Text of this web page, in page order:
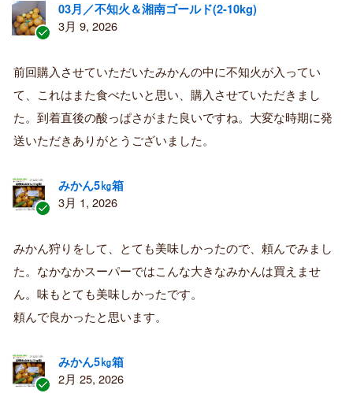
証
済
み
購
者
03月／不知火＆湘南ゴールド(2-10kg)
3月 9, 2026
前回購入させていただいたみかんの中に不知火が入ってい
て、これはまた食べたいと思い、購入させていただきまし
た。到着直後の酸っぱさがまた良いですね。大変な時期に発
送いただきありがとうございました。
証
済
み
購
者
みかん5㎏箱
3月 1, 2026
みかん狩りをして、とても美味しかったので、頼んでみまし
た。なかなかスーパーではこんな大きなみかんは買えませ
ん。味もとても美味しかったです。
頼んで良かったと思います。
みかん5㎏箱
2月 25, 2026